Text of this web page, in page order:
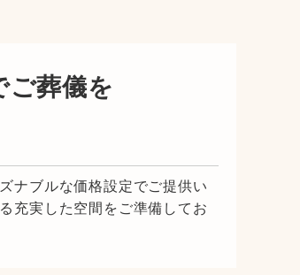
ご葬儀を
ナブルな価格設定でご提供い
充実した空間をご準備してお